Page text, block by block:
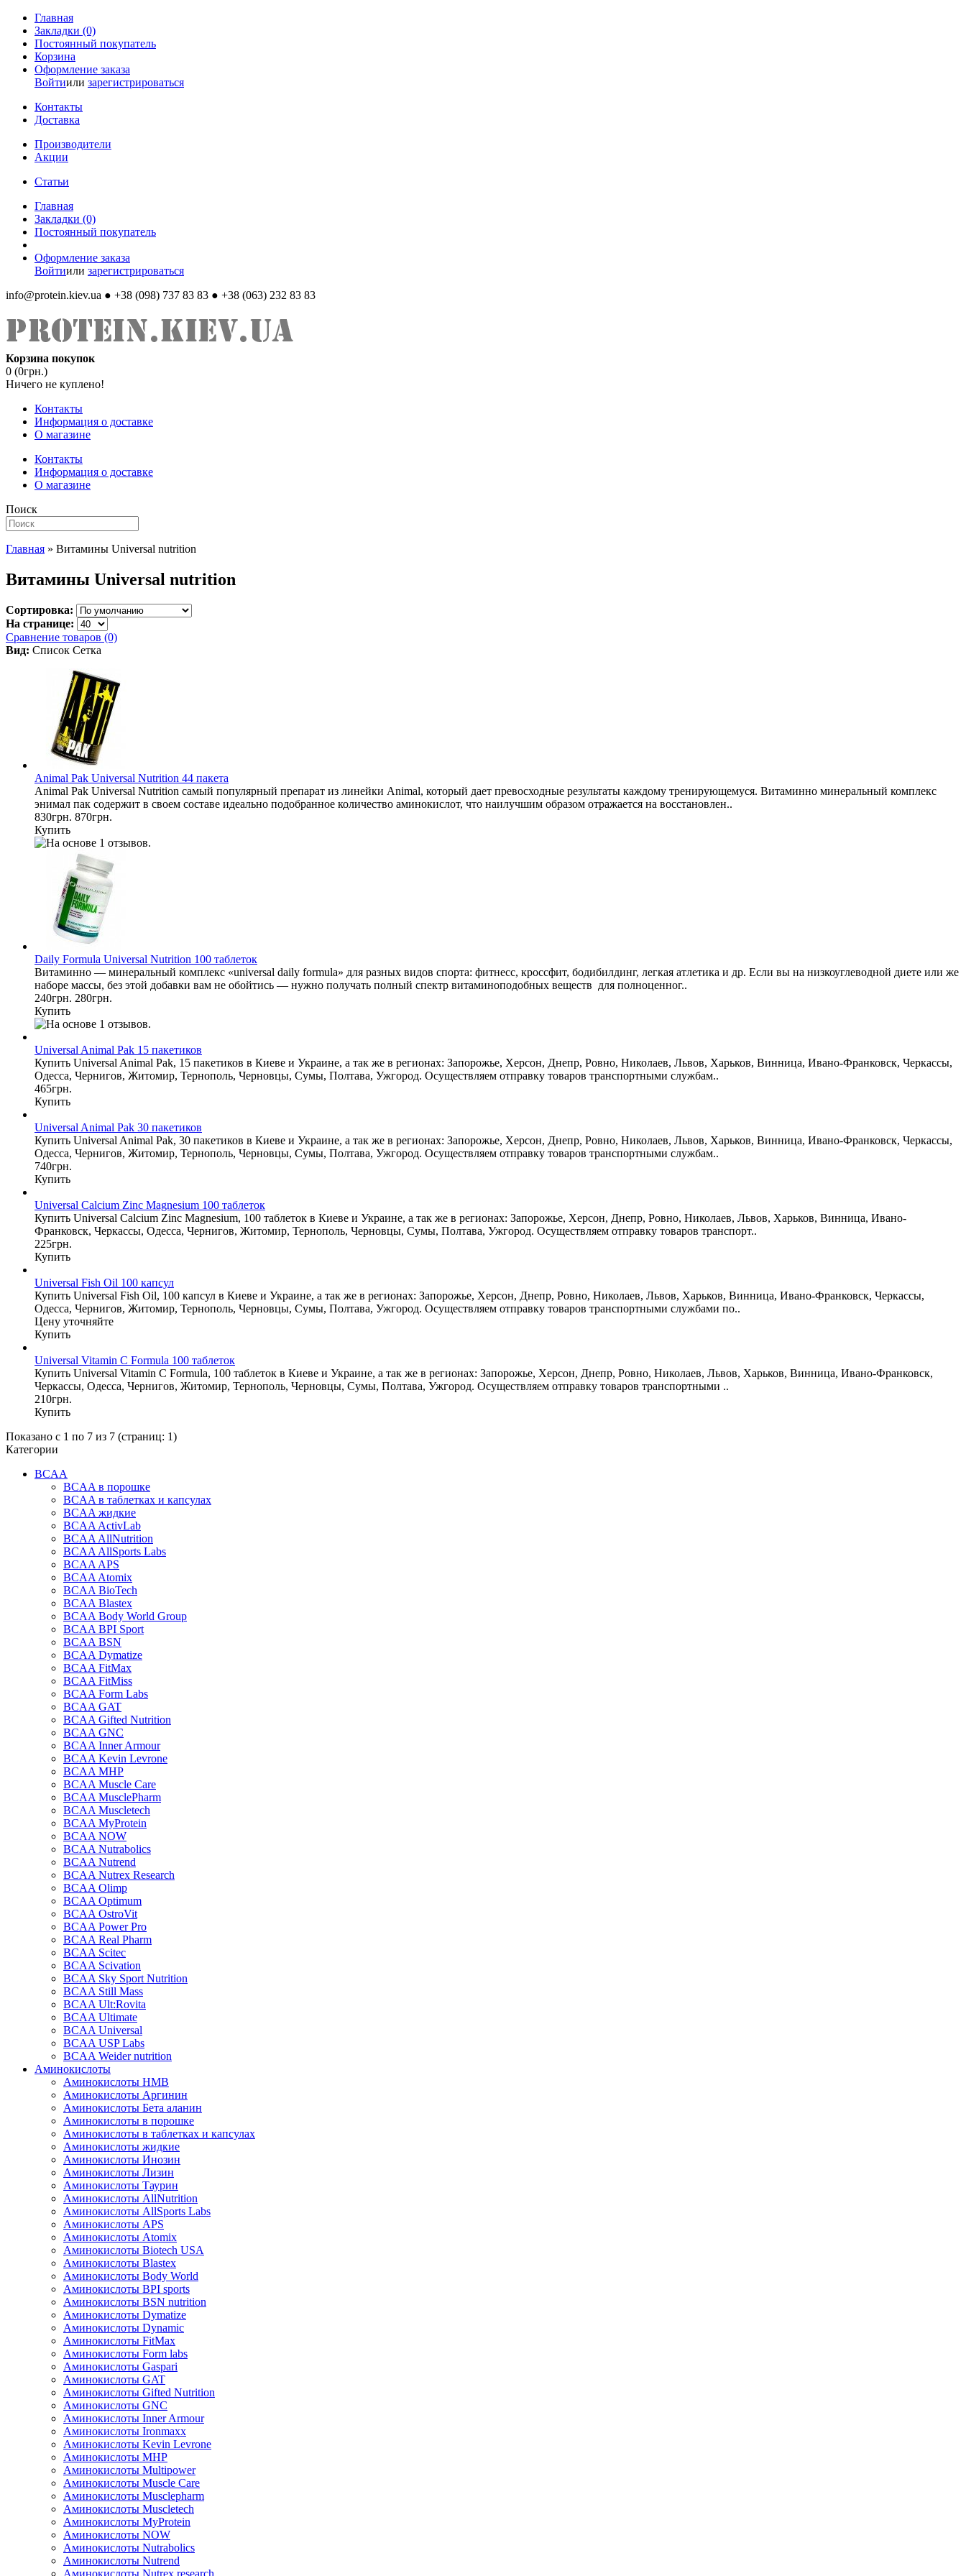
Главная
Закладки (0)
Постоянный покупатель
Корзина
Оформление заказа
Войтиили зарегистрироваться
Контакты
Доставка
Производители
Акции
Статьи
Главная
Закладки (0)
Постоянный покупатель
Оформление заказа
Войтиили зарегистрироваться
info@protein.kiev.ua ● +38 (098) 737 83 83 ● +38 (063) 232 83 83
Корзина покупок
0 (0грн.)
Ничего не куплено!
Контакты
Информация о доставке
О магазине
Контакты
Информация о доставке
О магазине
Поиск
Главная » Витамины Universal nutrition
Витамины Universal nutrition
Сортировка:
На странице:
Сравнение товаров (0)
Вид: Список Сетка
Animal Pak Universal Nutrition 44 пакета
Animal Pak Universal Nutrition самый популярный препарат из линейки Animal, который дает превосходные результаты каждому тренирующемуся. Витаминно минеральный комплекс
энимал пак содержит в своем составе идеально подобранное количество аминокислот, что наилучшим образом отражается на восстановлен..
830грн. 870грн.
Купить
Daily Formula Universal Nutrition 100 таблеток
Витаминно — минеральный комплекс «universal daily formula» для разных видов спорта: фитнесс, кроссфит, бодибилдинг, легкая атлетика и др. Если вы на низкоуглеводной диете или же
наборе массы, без этой добавки вам не обойтись — нужно получать полный спектр витаминоподобных веществ для полноценног..
240грн. 280грн.
Купить
Universal Animal Pak 15 пакетиков
Купить Universal Animal Pak, 15 пакетиков в Киеве и Украине, а так же в регионах: Запорожье, Херсон, Днепр, Ровно, Николаев, Львов, Харьков, Винница, Ивано-Франковск, Черкассы,
Одесса, Чернигов, Житомир, Тернополь, Черновцы, Сумы, Полтава, Ужгород. Осуществляем отправку товаров транспортными службам..
465грн.
Купить
Universal Animal Pak 30 пакетиков
Купить Universal Animal Pak, 30 пакетиков в Киеве и Украине, а так же в регионах: Запорожье, Херсон, Днепр, Ровно, Николаев, Львов, Харьков, Винница, Ивано-Франковск, Черкассы,
Одесса, Чернигов, Житомир, Тернополь, Черновцы, Сумы, Полтава, Ужгород. Осуществляем отправку товаров транспортными службам..
740грн.
Купить
Universal Calcium Zinc Magnesium 100 таблеток
Купить Universal Calcium Zinc Magnesium, 100 таблеток в Киеве и Украине, а так же в регионах: Запорожье, Херсон, Днепр, Ровно, Николаев, Львов, Харьков, Винница, Ивано-
Франковск, Черкассы, Одесса, Чернигов, Житомир, Тернополь, Черновцы, Сумы, Полтава, Ужгород. Осуществляем отправку товаров транспорт..
225грн.
Купить
Universal Fish Oil 100 капсул
Купить Universal Fish Oil, 100 капсул в Киеве и Украине, а так же в регионах: Запорожье, Херсон, Днепр, Ровно, Николаев, Львов, Харьков, Винница, Ивано-Франковск, Черкассы,
Одесса, Чернигов, Житомир, Тернополь, Черновцы, Сумы, Полтава, Ужгород. Осуществляем отправку товаров транспортными службами по..
Цену уточняйте
Купить
Universal Vitamin C Formula 100 таблеток
Купить Universal Vitamin C Formula, 100 таблеток в Киеве и Украине, а так же в регионах: Запорожье, Херсон, Днепр, Ровно, Николаев, Львов, Харьков, Винница, Ивано-Франковск,
Черкассы, Одесса, Чернигов, Житомир, Тернополь, Черновцы, Сумы, Полтава, Ужгород. Осуществляем отправку товаров транспортными ..
210грн.
Купить
Показано с 1 по 7 из 7 (страниц: 1)
Категории
BCAA
BCAA в порошке
BCAA в таблетках и капсулах
BCAA жидкие
BCAA ActivLab
BCAA AllNutrition
BCAA AllSports Labs
BCAA APS
BCAA Atomix
BCAA BioTech
BCAA Blastex
BCAA Body World Group
BCAA BPI Sport
BCAA BSN
BCAA Dymatize
BCAA FitMax
BCAA FitMiss
BCAA Form Labs
BCAA GAT
BCAA Gifted Nutrition
BCAA GNC
BCAA Inner Armour
BCAA Kevin Levrone
BCAA MHP
BCAA Muscle Care
BCAA MusclePharm
BCAA Muscletech
BCAA MyProtein
BCAA NOW
BCAA Nutrabolics
BCAA Nutrend
BCAA Nutrex Research
BCAA Olimp
BCAA Optimum
BCAA OstroVit
BCAA Power Pro
BCAA Real Pharm
BCAA Scitec
BCAA Scivation
BCAA Sky Sport Nutrition
BCAA Still Mass
BCAA Ult:Rovita
BCAA Ultimate
BCAA Universal
BCAA USP Labs
BCAA Weider nutrition
Аминокислоты
Аминокислоты HMB
Аминокислоты Аргинин
Аминокислоты Бета аланин
Аминокислоты в порошке
Аминокислоты в таблетках и капсулах
Аминокислоты жидкие
Аминокислоты Инозин
Аминокислоты Лизин
Аминокислоты Таурин
Аминокислоты AllNutrition
Аминокислоты AllSports Labs
Аминокислоты APS
Аминокислоты Atomix
Аминокислоты Biotech USA
Аминокислоты Blastex
Аминокислоты Body World
Аминокислоты BPI sports
Аминокислоты BSN nutrition
Аминокислоты Dymatize
Аминокислоты Dynamic
Аминокислоты FitMax
Аминокислоты Form labs
Аминокислоты Gaspari
Аминокислоты GAT
Аминокислоты Gifted Nutrition
Аминокислоты GNC
Аминокислоты Inner Armour
Аминокислоты Ironmaxx
Аминокислоты Kevin Levrone
Аминокислоты MHP
Аминокислоты Multipower
Аминокислоты Muscle Care
Аминокислоты Musclepharm
Аминокислоты Muscletech
Аминокислоты MyProtein
Аминокислоты NOW
Аминокислоты Nutrabolics
Аминокислоты Nutrend
Аминокислоты Nutrex research